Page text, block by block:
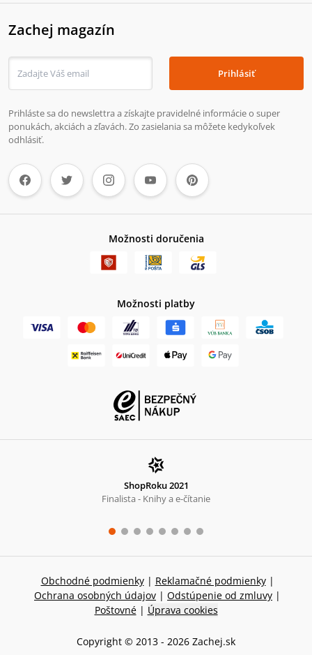
Zachej magazín
Prihlásiť
Prihláste sa do newslettra a získajte pravidelné informácie o super
ponukách, akciách a zľavách. Zo zasielania sa môžete kedykoľvek
odhlásiť.
Možnosti doručenia
Možnosti platby
ShopRoku 2021
Finalista - Knihy a e-čítanie
Obchodné podmienky | Reklamačné podmienky |
Ochrana osobných údajov | Odstúpenie od zmluvy |
Poštovné | Úprava cookies
Copyright © 2013 - 2026 Zachej.sk